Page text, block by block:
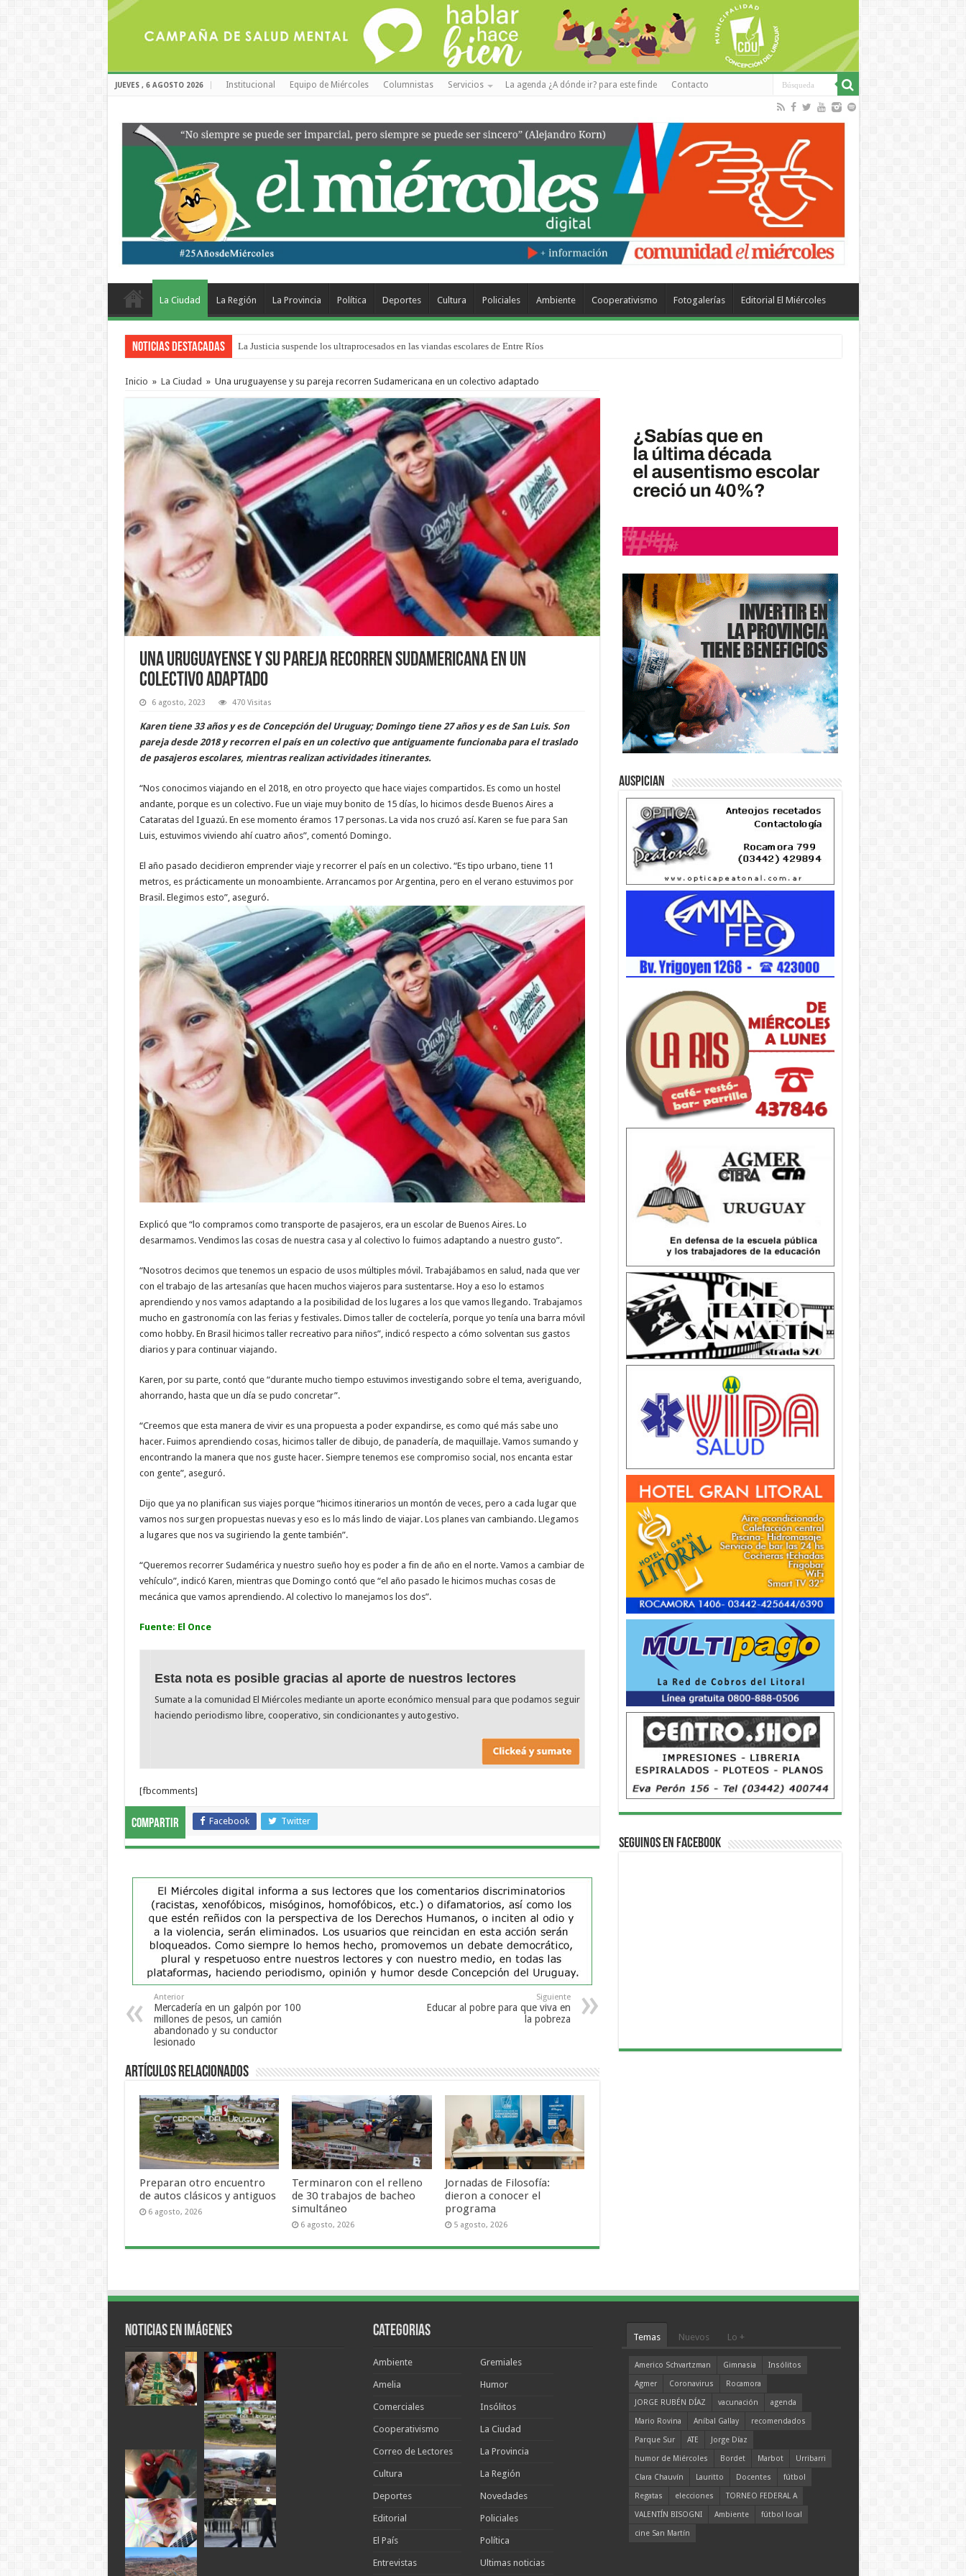
JUEVES , 6 AGOSTO 2026 Institucional Equipo de Miércoles Columnistas Servicios La agenda ¿A dónde ir? para este finde Contacto
La Ciudad La Región La Provincia Política Deportes Cultura Policiales Ambiente Cooperativismo Fotogalerías Editorial El Miércoles
Noticias Destacadas Se presentará la obra “La Runfla de los Macanos”
Inicio » La Ciudad » Una uruguayense y su pareja recorren Sudamericana en un colectivo adaptado
Una uruguayense y su pareja recorren Sudamericana en un
colectivo adaptado
6 agosto, 2023 470 Visitas
Karen tiene 33 años y es de Concepción del Uruguay; Domingo tiene 27 años y es de San Luis. Son
pareja desde 2018 y recorren el país en un colectivo que antiguamente funcionaba para el traslado
de pasajeros escolares, mientras realizan actividades itinerantes.
“Nos conocimos viajando en el 2018, en otro proyecto que hace viajes compartidos. Es como un hostel
andante, porque es un colectivo. Fue un viaje muy bonito de 15 días, lo hicimos desde Buenos Aires a
Cataratas del Iguazú. En ese momento éramos 17 personas. La vida nos cruzó así. Karen se fue para San
Luis, estuvimos viviendo ahí cuatro años”, comentó Domingo.
El año pasado decidieron emprender viaje y recorrer el país en un colectivo. “Es tipo urbano, tiene 11
metros, es prácticamente un monoambiente. Arrancamos por Argentina, pero en el verano estuvimos por
Brasil. Elegimos esto”, aseguró.
Explicó que “lo compramos como transporte de pasajeros, era un escolar de Buenos Aires. Lo
desarmamos. Vendimos las cosas de nuestra casa y al colectivo lo fuimos adaptando a nuestro gusto”.
“Nosotros decimos que tenemos un espacio de usos múltiples móvil. Trabajábamos en salud, nada que ver
con el trabajo de las artesanías que hacen muchos viajeros para sustentarse. Hoy a eso lo estamos
aprendiendo y nos vamos adaptando a la posibilidad de los lugares a los que vamos llegando. Trabajamos
mucho en gastronomía con las ferias y festivales. Dimos taller de coctelería, porque yo tenía una barra móvil
como hobby. En Brasil hicimos taller recreativo para niños”, indicó respecto a cómo solventan sus gastos
diarios y para continuar viajando.
Karen, por su parte, contó que “durante mucho tiempo estuvimos investigando sobre el tema, averiguando,
ahorrando, hasta que un día se pudo concretar”.
“Creemos que esta manera de vivir es una propuesta a poder expandirse, es como qué más sabe uno
hacer. Fuimos aprendiendo cosas, hicimos taller de dibujo, de panadería, de maquillaje. Vamos sumando y
encontrando la manera que nos guste hacer. Siempre tenemos ese compromiso social, nos encanta estar
con gente”, aseguró.
Dijo que ya no planifican sus viajes porque “hicimos itinerarios un montón de veces, pero a cada lugar que
vamos nos surgen propuestas nuevas y eso es lo más lindo de viajar. Los planes van cambiando. Llegamos
a lugares que nos va sugiriendo la gente también”.
“Queremos recorrer Sudamérica y nuestro sueño hoy es poder a fin de año en el norte. Vamos a cambiar de
vehículo”, indicó Karen, mientras que Domingo contó que “el año pasado le hicimos muchas cosas de
mecánica que vamos aprendiendo. Al colectivo lo manejamos los dos”.
Fuente: El Once
Esta nota es posible gracias al aporte de nuestros lectores
Sumate a la comunidad El Miércoles mediante un aporte económico mensual para que podamos seguir
haciendo periodismo libre, cooperativo, sin condicionantes y autogestivo.
[fbcomments]
Compartir Facebook Twitter
Anterior
Mercadería en un galpón por 100
millones de pesos, un camión
abandonado y su conductor
lesionado
Siguiente
Educar al pobre para que viva en
la pobreza
Artículos Relacionados
Preparan otro encuentro
de autos clásicos y antiguos
6 agosto, 2026
Terminaron con el relleno
de 30 trabajos de bacheo
simultáneo
6 agosto, 2026
Jornadas de Filosofía:
dieron a conocer el
programa
5 agosto, 2026
Auspician
Seguinos en Facebook
Noticias en Imágenes Categorias
Ambiente
Amelia
Comerciales
Cooperativismo
Correo de Lectores
Cultura
Deportes
Editorial
El País
Entrevistas
Gremiales
Humor
Insólitos
La Ciudad
La Provincia
La Región
Novedades
Policiales
Política
Ultimas noticias
Temas Nuevos Lo +
Americo Schvartzman Gimnasia
Insólitos
Agmer
Coronavirus
Rocamora
JORGE RUBÉN DÍAZ
vacunación
agenda
Mario Rovina
Aníbal Gallay
recomendados
Parque Sur
ATE
Jorge Díaz
humor de Miércoles
Bordet Marbot
Urribarri
Clara Chauvín
Lauritto Docentes
fútbol
Regatas
elecciones
TORNEO FEDERAL A
VALENTÍN BISOGNI
Ambiente
fútbol local
cine San Martín